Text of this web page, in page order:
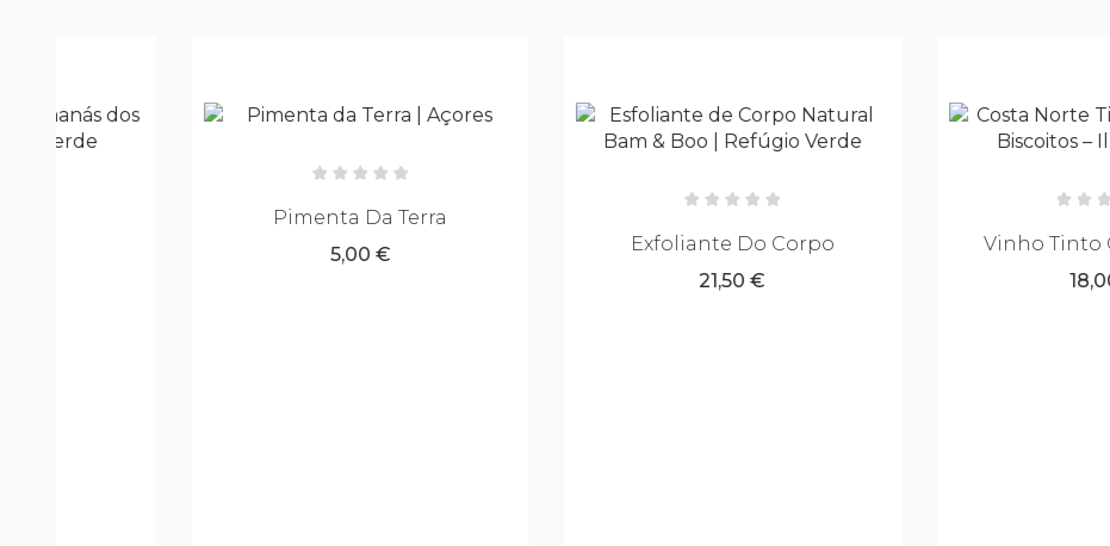
Pimenta Da Terra
Exfoliante Do Corpo
Vinho Tinto Costa Norte